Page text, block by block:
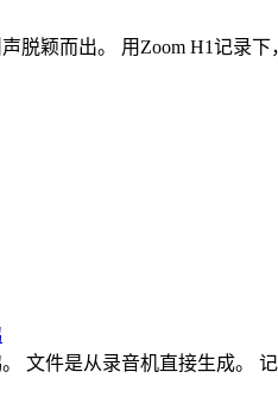
脱颖而出。 用Zoom H1记录
文件是从录音机直接生成。